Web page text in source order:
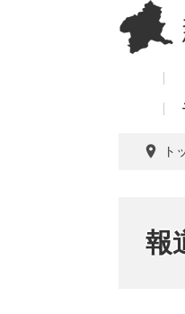
ト
報